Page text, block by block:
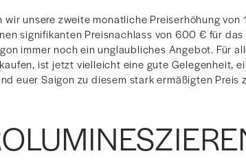
wir unsere zweite monatliche Preiserhöhung
signifikanten Preisnachlass von 600 € für
immer noch ein unglaubliches Angebot. Für
ist jetzt vielleicht eine gute Gelegenheit,
euer Saigon zu diesem stark ermäßigten Preis